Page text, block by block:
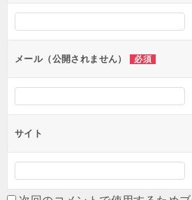
シ
ンメール（公開されません） 必須
サイト